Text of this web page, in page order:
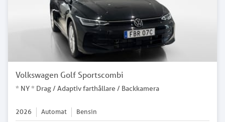
Volkswagen Golf Sportscombi
* NY * Drag / Adaptiv farthållare / Backkamera
2026 Automat Bensin